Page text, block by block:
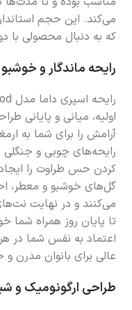
می‌کند. این حجم
که به دنبال محصولی با
رایحه ماندگار و خوشبو
اولیه، میانی و
آرامش را برای شما به
رایحه‌های چوبی و
کردن حس طراوت را
گل‌های خوشبو و معطر،
می‌کنند و در نهایت نت‌های
تا پایان روز همراه شما
اعتماد به نفس شما در
عالی برای بانوان
طراحی ارگونومیک و